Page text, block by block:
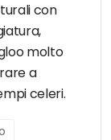
con
molto
a
celeri.